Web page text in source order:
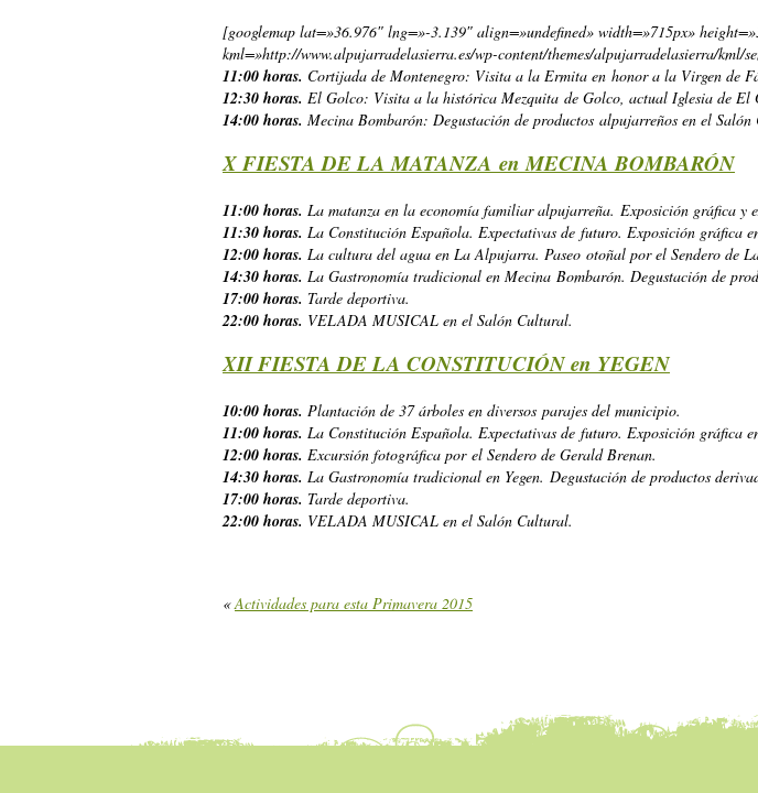
[googlemap lat=»36.976″ lng=»-3.139″ align=»undefined» width=»715px»
kml=»http://www.alpujarradelasierra.es/wp-content/themes/alpujarradelasierra/kml/
11:00 horas. Cortijada de Montenegro: Visita a la Ermita en honor a la Virgen de
12:30 horas. El Golco: Visita a la histórica Mezquita de Golco, actual Iglesia de El
14:00 horas. Mecina Bombarón: Degustación de productos alpujarreños en el Salón
X FIESTA DE LA MATANZA en MECINA BOMBARÓN
11:00 horas. La matanza en la economía familiar alpujarreña. Exposición gráfica y
11:30 horas. La Constitución Española. Expectativas de futuro. Exposición gráfica
12:00 horas. La cultura del agua en La Alpujarra. Paseo otoñal por el Sendero de
14:30 horas. La Gastronomía tradicional en Mecina Bombarón. Degustación de
17:00 horas. Tarde deportiva.
22:00 horas. VELADA MUSICAL en el Salón Cultural.
XII FIESTA DE LA CONSTITUCIÓN en YEGEN
10:00 horas. Plantación de 37 árboles en diversos parajes del municipio.
11:00 horas. La Constitución Española. Expectativas de futuro. Exposición gráfica
12:00 horas. Excursión fotográfica por el Sendero de Gerald Brenan.
14:30 horas. La Gastronomía tradicional en Yegen. Degustación de productos
17:00 horas. Tarde deportiva.
22:00 horas. VELADA MUSICAL en el Salón Cultural.
«Actividades para esta Primavera 2015